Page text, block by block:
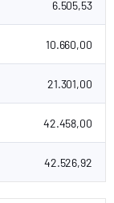
6.505,53
10.660,00
21.301,00
42.458,00
42.526,92